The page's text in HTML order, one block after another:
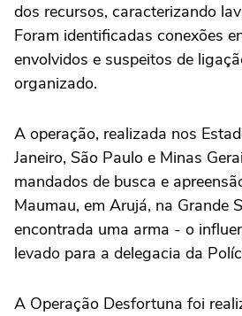
dos recursos, caracterizando
Foram identificadas conexões
envolvidos e suspeitos de
organizado.
A operação, realizada nos
Janeiro, São Paulo e Minas
mandados de busca e
Maumau, em Arujá, na Grande
encontrada uma arma - o
levado para a delegacia da
A Operação Desfortuna foi